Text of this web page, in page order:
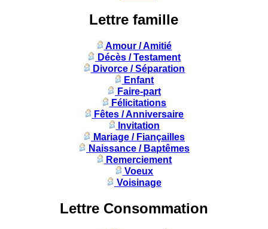
Lettre famille
Amour / Amitié
Décès / Testament
Divorce / Séparation
Enfant
Faire-part
Félicitations
Fêtes / Anniversaire
Invitation
Mariage / Fiançailles
Naissance / Baptêmes
Remerciement
Voeux
Voisinage
Lettre Consommation